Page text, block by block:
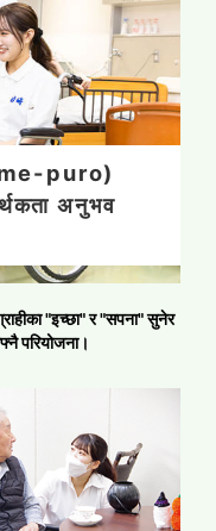
puro)
अनुभव
"इच्छा" र "सपना" सुनेर
परियोजना।